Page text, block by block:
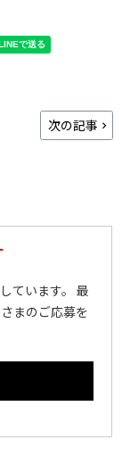
次の記事
ています。 最
まのご応募を